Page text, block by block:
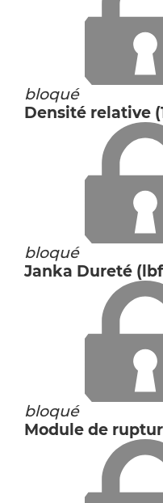
bloqué
Densité relative
bloqué
Janka Dureté
bloqué
Module de